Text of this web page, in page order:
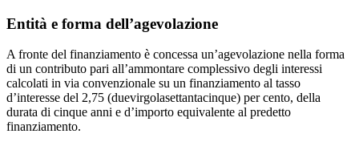
Entità e forma dell’agevolazione
A fronte del finanziamento è concessa un’agevolazione nella forma
di un contributo pari all’ammontare complessivo degli interessi
calcolati in via convenzionale su un finanziamento al tasso
d’interesse del 2,75 (duevirgolasettantacinque) per cento, della
durata di cinque anni e d’importo equivalente al predetto
finanziamento.